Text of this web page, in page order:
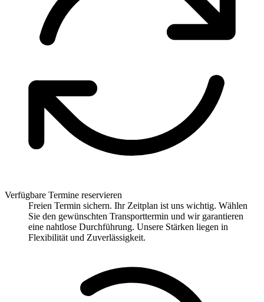
Verfügbare Termine reservieren
Freien Termin sichern. Ihr Zeitplan ist uns wichtig. Wählen
Sie den gewünschten Transporttermin und wir garantieren
eine nahtlose Durchführung. Unsere Stärken liegen in
Flexibilität und Zuverlässigkeit.